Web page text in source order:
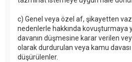
c) Genel veya özel af, şikayetten
nedenlerle hakkında kovuşturmaya
davanın düşmesine karar verilen
olarak durdurulan veya kamu
düşürülenler.